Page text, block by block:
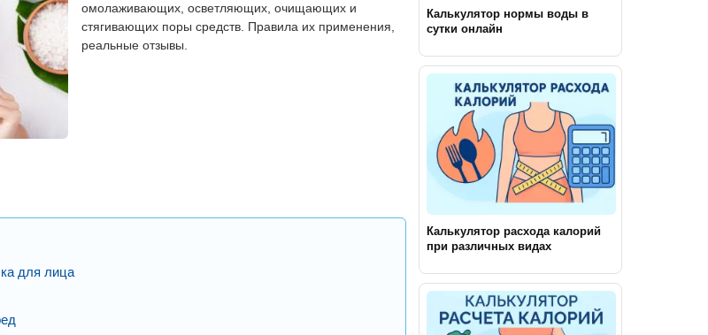
Калькулятор нормы воды в
сутки онлайн
Калькулятор расхода калорий
при различных видах
омолаживающих, осветляющих, очищающих и
стягивающих поры средств. Правила их применения,
реальные отзывы.
для лица